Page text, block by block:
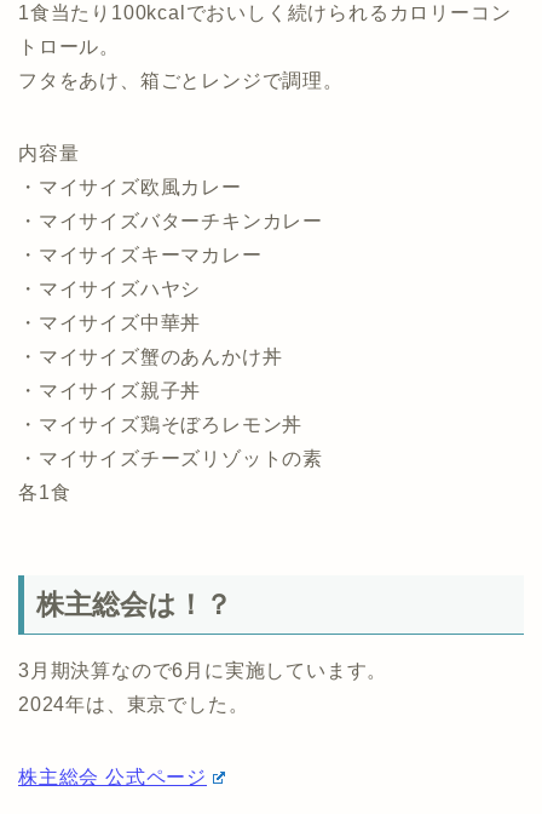
1食当たり100kcalでおいしく続けられるカロリーコン
トロール。
フタをあけ、箱ごとレンジで調理。
内容量
・マイサイズ欧風カレー
・マイサイズバターチキンカレー
・マイサイズキーマカレー
・マイサイズハヤシ
・マイサイズ中華丼
・マイサイズ蟹のあんかけ丼
・マイサイズ親子丼
・マイサイズ鶏そぼろレモン丼
・マイサイズチーズリゾットの素
各1食
株主総会は！？
3月期決算なので6月に実施しています。
2024年は、東京でした。
株主総会 公式ページ